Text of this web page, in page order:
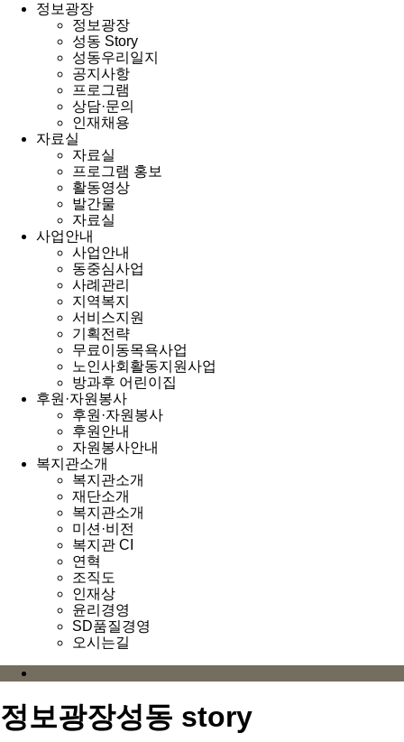
정보광장
정보광장
성동 Story
성동우리일지
공지사항
프로그램
상담·문의
인재채용
자료실
자료실
프로그램 홍보
활동영상
발간물
자료실
사업안내
사업안내
동중심사업
사례관리
지역복지
서비스지원
기획전략
무료이동목욕사업
노인사회활동지원사업
방과후 어린이집
후원·자원봉사
후원·자원봉사
후원안내
자원봉사안내
복지관소개
복지관소개
재단소개
복지관소개
미션·비전
복지관 CI
연혁
조직도
인재상
윤리경영
SD품질경영
오시는길
정보광장성동 story